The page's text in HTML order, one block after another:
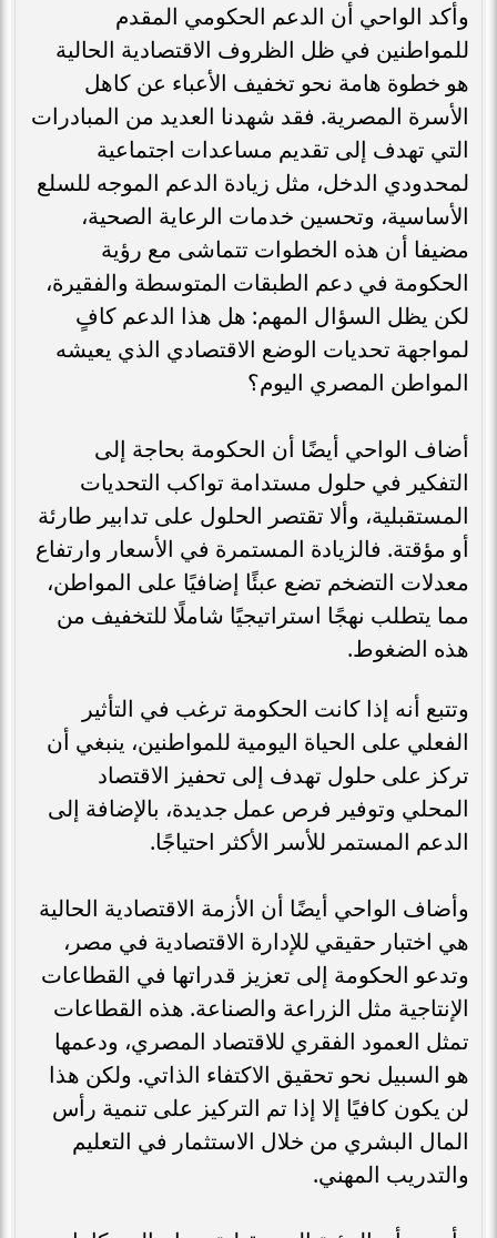
وأكد الواحي أن الدعم الحكومي المقدم
للمواطنين في ظل الظروف الاقتصادية الحالية
هو خطوة هامة نحو تخفيف الأعباء عن كاهل
الأسرة المصرية. فقد شهدنا العديد من المبادرات
التي تهدف إلى تقديم مساعدات اجتماعية
لمحدودي الدخل، مثل زيادة الدعم الموجه للسلع
الأساسية، وتحسين خدمات الرعاية الصحية،
مضيفا أن هذه الخطوات تتماشى مع رؤية
الحكومة في دعم الطبقات المتوسطة والفقيرة،
لكن يظل السؤال المهم: هل هذا الدعم كافٍ
لمواجهة تحديات الوضع الاقتصادي الذي يعيشه
المواطن المصري اليوم؟
أضاف الواحي أيضًا أن الحكومة بحاجة إلى
التفكير في حلول مستدامة تواكب التحديات
المستقبلية، وألا تقتصر الحلول على تدابير طارئة
أو مؤقتة. فالزيادة المستمرة في الأسعار وارتفاع
معدلات التضخم تضع عبئًا إضافيًا على المواطن،
مما يتطلب نهجًا استراتيجيًا شاملًا للتخفيف من
هذه الضغوط.
وتتبع أنه إذا كانت الحكومة ترغب في التأثير
الفعلي على الحياة اليومية للمواطنين، ينبغي أن
تركز على حلول تهدف إلى تحفيز الاقتصاد
المحلي وتوفير فرص عمل جديدة، بالإضافة إلى
الدعم المستمر للأسر الأكثر احتياجًا.
وأضاف الواحي أيضًا أن الأزمة الاقتصادية الحالية
هي اختبار حقيقي للإدارة الاقتصادية في مصر،
وتدعو الحكومة إلى تعزيز قدراتها في القطاعات
الإنتاجية مثل الزراعة والصناعة. هذه القطاعات
تمثل العمود الفقري للاقتصاد المصري، ودعمها
هو السبيل نحو تحقيق الاكتفاء الذاتي. ولكن هذا
لن يكون كافيًا إلا إذا تم التركيز على تنمية رأس
المال البشري من خلال الاستثمار في التعليم
والتدريب المهني.